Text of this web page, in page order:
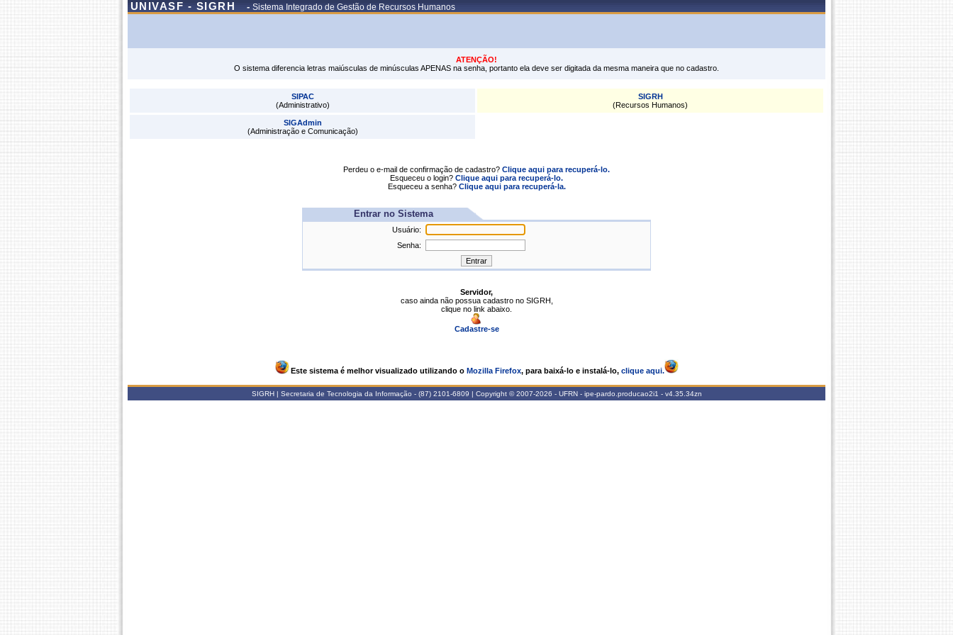
UNIVASF - SIGRH - Sistema Integrado de Gestão de Recursos Humanos
ATENÇÃO!
O sistema diferencia letras maiúsculas de minúsculas APENAS na senha, portanto ela deve ser digitada da mesma maneira que no cadastro.
SIPAC
(Administrativo)
SIGRH
(Recursos Humanos)
SIGAdmin
(Administração e Comunicação)
Perdeu o e-mail de confirmação de cadastro? Clique aqui para recuperá-lo.
Esqueceu o login? Clique aqui para recuperá-lo.
Esqueceu a senha? Clique aqui para recuperá-la.
Entrar no Sistema
Usuário:
Senha:
Servidor,
caso ainda não possua cadastro no SIGRH,
clique no link abaixo.
Cadastre-se
Este sistema é melhor visualizado utilizando o Mozilla Firefox, para baixá-lo e instalá-lo, clique aqui.
SIGRH | Secretaria de Tecnologia da Informação - (87) 2101-6809 | Copyright © 2007-2026 - UFRN - ipe-pardo.producao2i1 - v4.35.34zn